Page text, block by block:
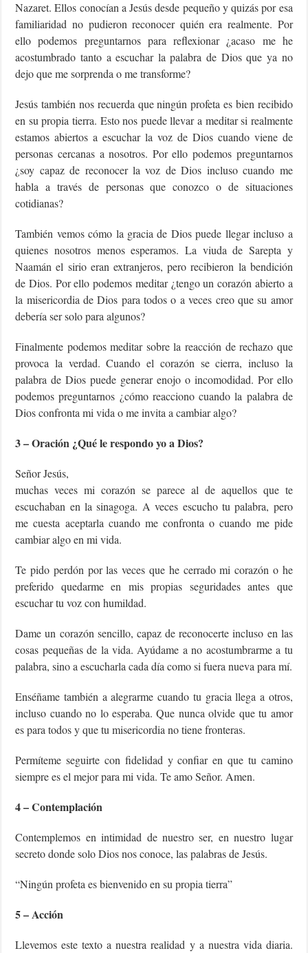
Nazaret. Ellos conocían a Jesús desde pequeño y quizás por esa
familiaridad no pudieron reconocer quién era realmente. Por
ello podemos preguntarnos para reflexionar ¿acaso me he
acostumbrado tanto a escuchar la palabra de Dios que ya no
dejo que me sorprenda o me transforme?
Jesús también nos recuerda que ningún profeta es bien recibido
en su propia tierra. Esto nos puede llevar a meditar si realmente
estamos abiertos a escuchar la voz de Dios cuando viene de
personas cercanas a nosotros. Por ello podemos preguntarnos
¿soy capaz de reconocer la voz de Dios incluso cuando me
habla a través de personas que conozco o de situaciones
cotidianas?
También vemos cómo la gracia de Dios puede llegar incluso a
quienes nosotros menos esperamos. La viuda de Sarepta y
Naamán el sirio eran extranjeros, pero recibieron la bendición
de Dios. Por ello podemos meditar ¿tengo un corazón abierto a
la misericordia de Dios para todos o a veces creo que su amor
debería ser solo para algunos?
Finalmente podemos meditar sobre la reacción de rechazo que
provoca la verdad. Cuando el corazón se cierra, incluso la
palabra de Dios puede generar enojo o incomodidad. Por ello
podemos preguntarnos ¿cómo reacciono cuando la palabra de
Dios confronta mi vida o me invita a cambiar algo?
3 – Oración ¿Qué le respondo yo a Dios?
Señor Jesús,
muchas veces mi corazón se parece al de aquellos que te
escuchaban en la sinagoga. A veces escucho tu palabra, pero
me cuesta aceptarla cuando me confronta o cuando me pide
cambiar algo en mi vida.
Te pido perdón por las veces que he cerrado mi corazón o he
preferido quedarme en mis propias seguridades antes que
escuchar tu voz con humildad.
Dame un corazón sencillo, capaz de reconocerte incluso en las
cosas pequeñas de la vida. Ayúdame a no acostumbrarme a tu
palabra, sino a escucharla cada día como si fuera nueva para mí.
Enséñame también a alegrarme cuando tu gracia llega a otros,
incluso cuando no lo esperaba. Que nunca olvide que tu amor
es para todos y que tu misericordia no tiene fronteras.
Permíteme seguirte con fidelidad y confiar en que tu camino
siempre es el mejor para mi vida. Te amo Señor. Amen.
4 – Contemplación
Contemplemos en intimidad de nuestro ser, en nuestro lugar
secreto donde solo Dios nos conoce, las palabras de Jesús.
“Ningún profeta es bienvenido en su propia tierra”
5 – Acción
Llevemos este texto a nuestra realidad y a nuestra vida diaria.